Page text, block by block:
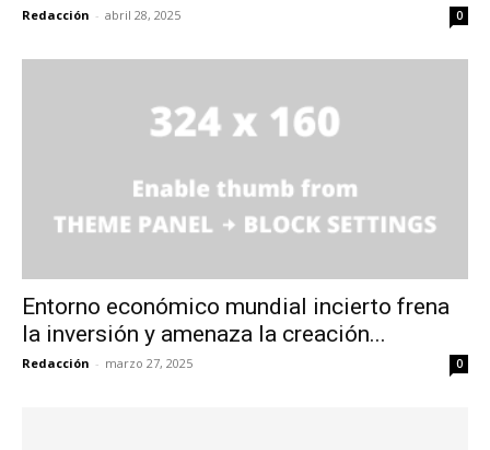
Redacción - abril 28, 2025 0
Entorno económico mundial incierto frena
la inversión y amenaza la creación...
Redacción - marzo 27, 2025 0